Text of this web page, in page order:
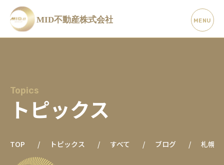
Topics
トピックス
TOP トピックス すべて ブログ 札幌